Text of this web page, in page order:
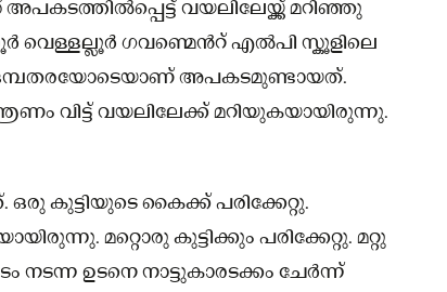
വയലിലേയ്ക്ക് മറിഞ്ഞു
വെള്ളല്ലൂർ ഗവണ്മെന്‍റ് എൽപി സ്കൂളിലെ
അപകടമുണ്ടായത്.
വിട്ട് വയലിലേക്ക് മറിയുകയായിരുന്നു.
കുട്ടിയുടെ കൈക്ക് പരിക്കേറ്റു.
മറ്റൊരു കുട്ടിക്കും പരിക്കേറ്റു. മറ്റു
നടന്ന ഉടനെ നാട്ടുകാരടക്കം ചേര്‍ന്ന്